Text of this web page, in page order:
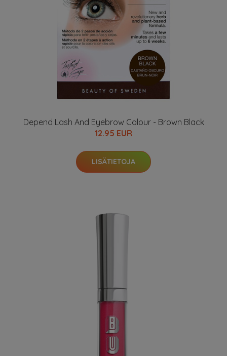
Depend Lash And Eyebrow Colour - Brown Black
12.95 EUR
LISÄTIETOJA